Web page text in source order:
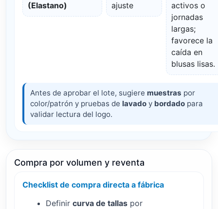
(Elastano)
ajuste
activos o
jornadas
largas;
favorece la
caída en
blusas lisas.
Antes de aprobar el lote, sugiere muestras por
color/patrón y pruebas de lavado y bordado para
validar lectura del logo.
Compra por volumen y reventa
Checklist de compra directa a fábrica
Definir curva de tallas por